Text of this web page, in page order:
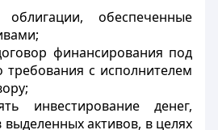
обеспеченные
финансирования под
требования с исполнителем
инвестирование денег,
выделенных активов, в целях